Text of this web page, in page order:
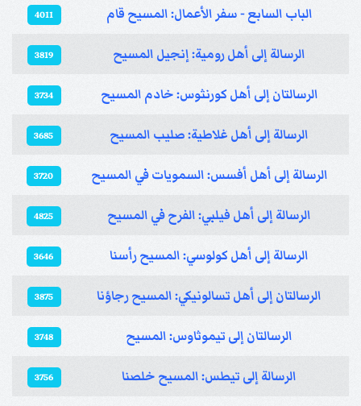
الباب السابع - سفر الأعمال: المسيح قام 4011
الرسالة إلى أهل رومية: إنجيل المسيح 3819
الرسالتان إلى أهل كورنثوس: خادم المسيح 3734
الرسالة إلى أهل غلاطية: صليب المسيح 3685
الرسالة إلى أهل أفسس: السمويات في المسيح 3720
الرسالة إلى أهل فيلبي: الفرح في المسيح 4825
الرسالة إلى أهل كولوسي: المسيح رأسنا 3646
الرسالتان إلى أهل تسالونيكي: المسيح رجاؤنا 3875
الرسالتان إلى تيموثاوس: المسيح 3748
الرسالة إلى تيطس: المسيح خلصنا 3756